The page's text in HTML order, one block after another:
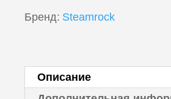
количество
Бренд: Steamrock
Описание